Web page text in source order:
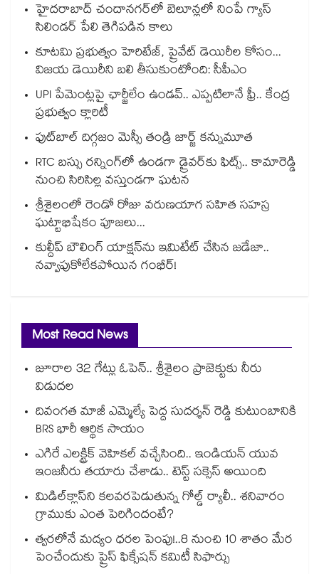
హైదరాబాద్⁪ చందానగర్⁫లో బెలూన్లలో నింపే గ్యాస్
సిలిండర్ పేలి తెగిపడిన కాలు
కూటమి ప్రభుత్వం హెరిటేజ్, ప్రైవేట్ డెయిరీల కోసం...
విజయ డెయిరీని బలి తీసుకుంటోంది: సీపీఎం
UPI పేమెంట్లపై ఛార్జీలేం ఉండవ్.. ఎప్పటిలానే ఫ్రీ.. కేంద్ర
ప్రభుత్వం క్లారిటీ
ఫుట్‎బాల్ దిగ్గజం మెస్సీ తండ్రి జార్జ్ కన్నుమూత
RTC బస్సు రన్నింగ్⁫లో ఉండగా డ్రైవర్‌కు ఫిట్స్.. కామారెడ్డి
నుంచి సిరిసిల్ల వస్తుండగా ఘటన
శ్రీశైలంలో రెండో రోజు వరుణయాగ సహిత సహస్ర
ఘట్టాభిషేకం పూజలు...
కుల్దీప్ బౌలింగ్ యాక్షన్‌ను ఇమిటేట్ చేసిన జడేజా..
నవ్వాపుకోలేకపోయిన గంభీర్!
Most Read News
జూరాల 32 గేట్లు ఓపెన్.. శ్రీశైలం ప్రాజెక్టుకు నీరు
విడుదల
దివంగత మాజీ ఎమ్మెల్యే పెద్ద సుదర్శన్ రెడ్డి కుటుంబానికి
BRS భారీ ఆర్థిక సాయం
ఎగిరే ఎలక్ట్రిక్ వెహికల్ వచ్చేసింది.. ఇండియన్ యువ
ఇంజనీరు తయారు చేశాడు.. టెస్ట్ సక్సెస్ అయింది
మిడిల్‌క్లాస్‌ని కలవరపెడుతున్న గోల్డ్ ర్యాలీ.. శనివారం
గ్రాముకు ఎంత పెరిగిందంటే?
త్వరలోనే మద్యం ధ‌‌ర‌‌ల పెంపు!..8 నుంచి 10 శాతం మేర
పెంచేందుకు ప్రైస్ ఫిక్సేష‌‌న్ క‌‌మిటీ సిఫార్సు